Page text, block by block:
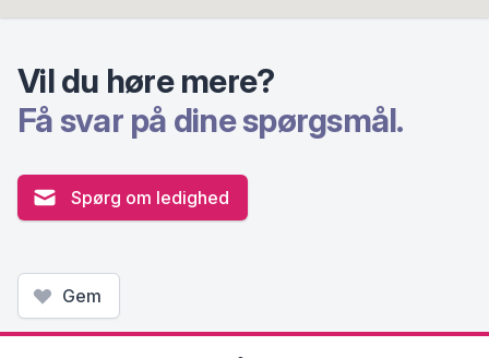
Vil du høre mere?
Få svar på dine spørgsmål.
Spørg om ledighed
Gem